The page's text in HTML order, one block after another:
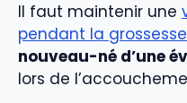
Il faut maintenir une
pendant la grossesse
nouveau-né d’une
lors de